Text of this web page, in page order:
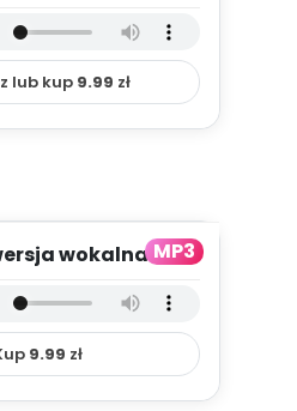
lub kup 9.99 zł
MP3
wokalna (PD,
9.99 zł